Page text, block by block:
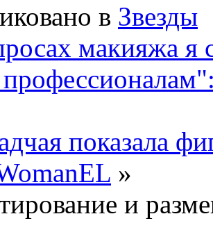
в Звезды
макияжа я
показала
»
и